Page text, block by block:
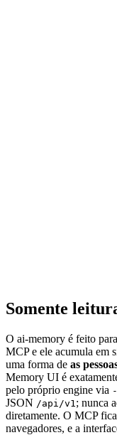
Somente
O ai-memory é feito
MCP e ele acumula em
uma forma de as
Memory UI é
pelo próprio engine via
JSON /api/v1 ; nunca
diretamente. O MCP
navegadores, e a